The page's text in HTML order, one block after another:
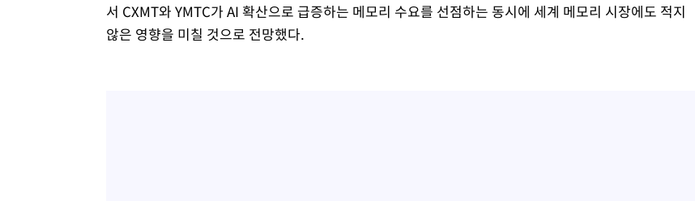
서 CXMT와 YMTC가 AI 확산으로 급증하는 메모리 수요를 선점하는 동시에 세계 메모리 시장에도 적지
않은 영향을 미칠 것으로 전망했다.